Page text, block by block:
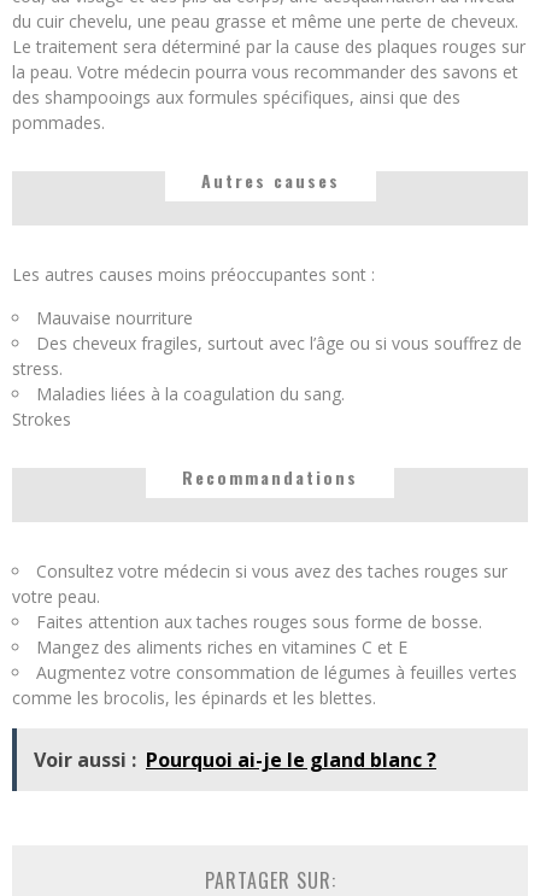
du cuir chevelu, une peau grasse et même une perte de cheveux.
Le traitement sera déterminé par la cause des plaques rouges sur
la peau. Votre médecin pourra vous recommander des savons et
des shampooings aux formules spécifiques, ainsi que des
pommades.
Autres causes
Les autres causes moins préoccupantes sont :
Mauvaise nourriture
Des cheveux fragiles, surtout avec l’âge ou si vous souffrez de
stress.
Maladies liées à la coagulation du sang.
Strokes
Recommandations
Consultez votre médecin si vous avez des taches rouges sur
votre peau.
Faites attention aux taches rouges sous forme de bosse.
Mangez des aliments riches en vitamines C et E
Augmentez votre consommation de légumes à feuilles vertes
comme les brocolis, les épinards et les blettes.
Voir aussi : Pourquoi ai-je le gland blanc ?
PARTAGER SUR: